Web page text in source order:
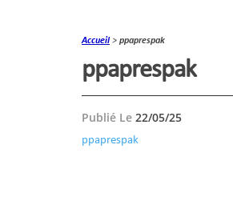
Accueil> ppaprespak
ppaprespak
Publié Le 22/05/25
ppaprespak